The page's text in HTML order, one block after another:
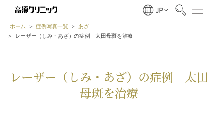
ホーム 症例写真一覧
あざ
レーザー（しみ・あざ）の症例 太田母斑を治療
レーザー（しみ・あざ）の症例 太田
母斑を治療